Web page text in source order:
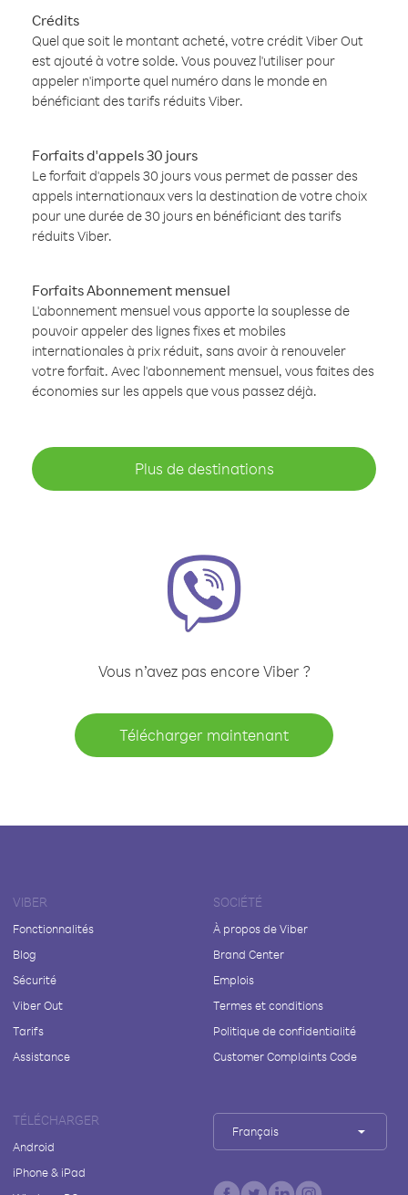
Crédits
Quel que soit le montant acheté, votre crédit Viber Out
est ajouté à votre solde. Vous pouvez l'utiliser pour
appeler n'importe quel numéro dans le monde en
bénéficiant des tarifs réduits Viber.
Forfaits d'appels 30 jours
Le forfait d'appels 30 jours vous permet de passer des
appels internationaux vers la destination de votre choix
pour une durée de 30 jours en bénéficiant des tarifs
réduits Viber.
Forfaits Abonnement mensuel
L'abonnement mensuel vous apporte la souplesse de
pouvoir appeler des lignes fixes et mobiles
internationales à prix réduit, sans avoir à renouveler
votre forfait. Avec l'abonnement mensuel, vous faites des
économies sur les appels que vous passez déjà.
Plus de destinations
Vous n’avez pas encore Viber ?
Télécharger maintenant
VIBER
Fonctionnalités
Blog
Sécurité
Viber Out
Tarifs
Assistance
SOCIÉTÉ
À propos de Viber
Brand Center
Emplois
Termes et conditions
Politique de confidentialité
Customer Complaints Code
TÉLÉCHARGER
Android
iPhone & iPad
Français